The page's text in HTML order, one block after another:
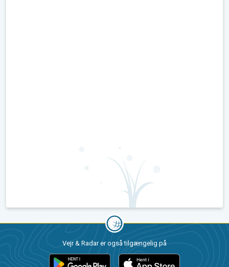
Vejr & Radar er også tilgængelig på